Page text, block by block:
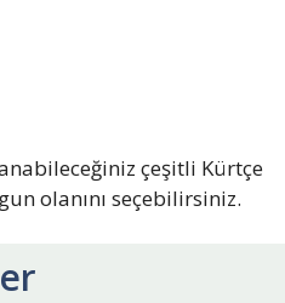
çeşitli Kürtçe
olanını seçebilirsiniz.